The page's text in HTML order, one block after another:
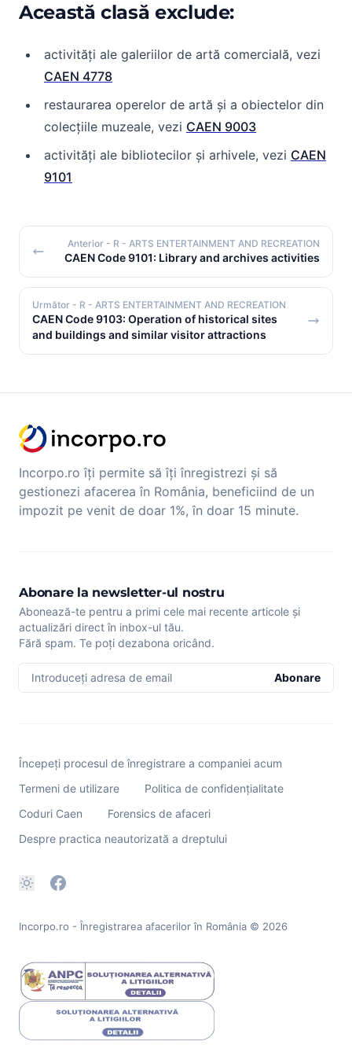
Această clasă exclude:
activități ale galeriilor de artă comercială, vezi
CAEN 4778
restaurarea operelor de artă și a obiectelor din
colecțiile muzeale, vezi CAEN 9003
activități ale bibliotecilor și arhivele, vezi CAEN
9101
Anterior - R - ARTS ENTERTAINMENT AND RECREATION
CAEN Code 9101: Library and archives activities
Următor - R - ARTS ENTERTAINMENT AND RECREATION
CAEN Code 9103: Operation of historical sites
and buildings and similar visitor attractions
Incorpo.ro îți permite să îți înregistrezi și să
gestionezi afacerea în România, beneficiind de un
impozit pe venit de doar 1%, în doar 15 minute.
Abonare la newsletter-ul nostru
Abonează-te pentru a primi cele mai recente articole și
actualizări direct în inbox-ul tău.
Fără spam. Te poți dezabona oricând.
Introduceți adresa de email Abonare
Începeți procesul de înregistrare a companiei acum
Termeni de utilizare
Politica de confidențialitate
Coduri Caen
Forensics de afaceri
Despre practica neautorizată a dreptului
Incorpo.ro - Înregistrarea afacerilor în România © 2026